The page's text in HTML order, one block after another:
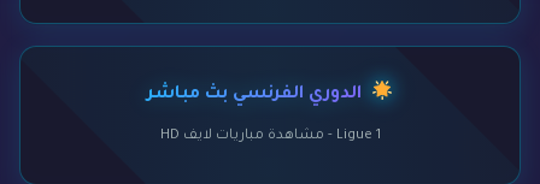
الدوري الفرنسي بث مباشر
Ligue 1 - مشاهدة مباريات لايف HD